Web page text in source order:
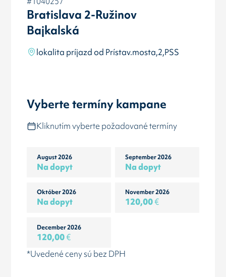
Bratislava 2-Ružinov
Bajkalská
lokalita príjazd od Prístav.mosta,2,PSS
Vyberte termíny kampane
Kliknutím vyberte požadované termíny
August 2026
Na dopyt
September 2026
Na dopyt
Október 2026
Na dopyt
November 2026
120,00€
December 2026
120,00€
*Uvedené ceny sú bez DPH